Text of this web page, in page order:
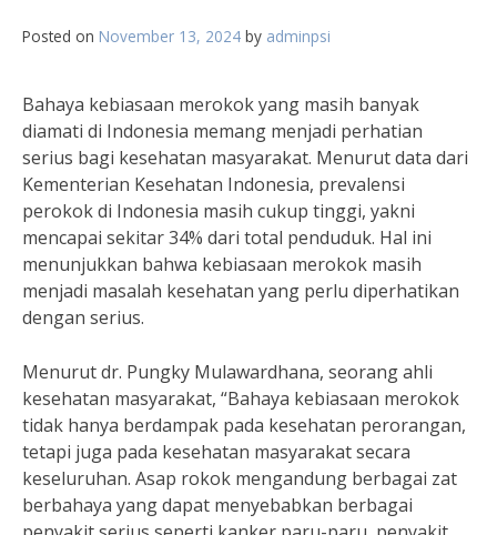
Posted on November 13, 2024 by adminpsi
Bahaya kebiasaan merokok yang masih banyak
diamati di Indonesia memang menjadi perhatian
serius bagi kesehatan masyarakat. Menurut data dari
Kementerian Kesehatan Indonesia, prevalensi
perokok di Indonesia masih cukup tinggi, yakni
mencapai sekitar 34% dari total penduduk. Hal ini
menunjukkan bahwa kebiasaan merokok masih
menjadi masalah kesehatan yang perlu diperhatikan
dengan serius.
Menurut dr. Pungky Mulawardhana, seorang ahli
kesehatan masyarakat, “Bahaya kebiasaan merokok
tidak hanya berdampak pada kesehatan perorangan,
tetapi juga pada kesehatan masyarakat secara
keseluruhan. Asap rokok mengandung berbagai zat
berbahaya yang dapat menyebabkan berbagai